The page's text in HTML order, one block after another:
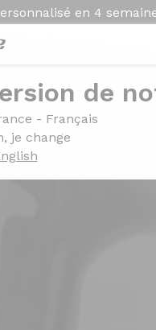
en 4
de
- Français
je change